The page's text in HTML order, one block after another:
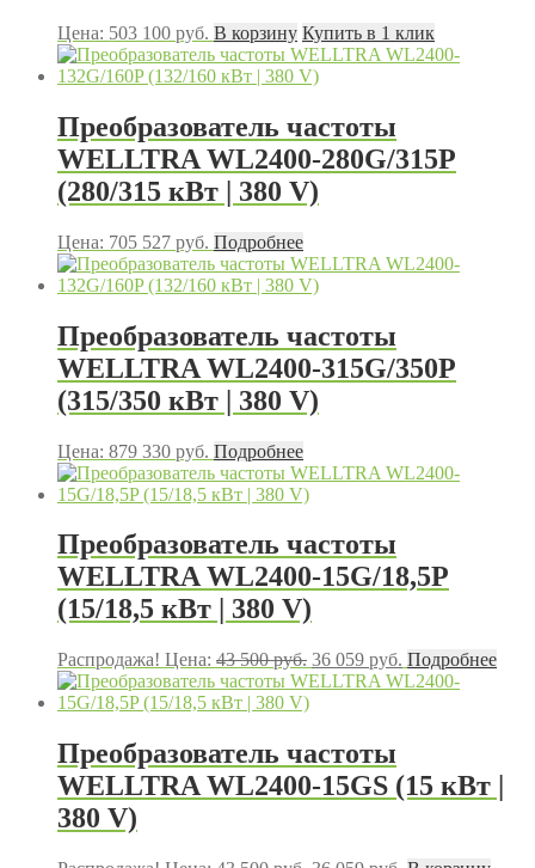
Цена: 503 100 руб. В корзину Купить в 1 клик
Преобразователь частоты
WELLTRA WL2400-280G/315P
(280/315 кВт | 380 V)
Цена: 705 527 руб. Подробнее
Преобразователь частоты
WELLTRA WL2400-315G/350P
(315/350 кВт | 380 V)
Цена: 879 330 руб. Подробнее
Преобразователь частоты
WELLTRA WL2400-15G/18,5P
(15/18,5 кВт | 380 V)
Распродажа! Цена: 43 500руб. Первоначальная
цена
36 059 руб. Текущая
цена:
Подробнее
Преобразователь частоты
WELLTRA WL2400-15GS (15 кВт |
380 V)